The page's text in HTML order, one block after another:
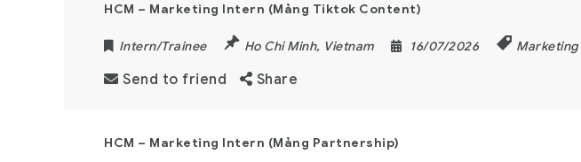
HCM – Marketing Intern (Mảng Tiktok Content)
Intern/Trainee Ho Chi Minh, Vietnam 16/07/2026 Marketing
Send to friend Share
HCM – Marketing Intern (Mảng Partnership)